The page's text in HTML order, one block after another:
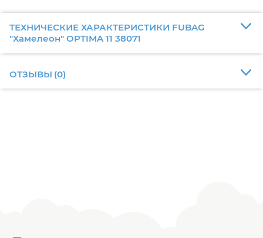
ТЕХНИЧЕСКИЕ ХАРАКТЕРИСТИКИ FUBAG
"Хамелеон" OPTIMA 11 38071
ОТЗЫВЫ (0)